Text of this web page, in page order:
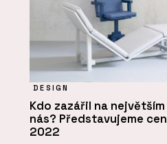
DESIGN
Kdo zazářil na
nás? Představujeme
2022